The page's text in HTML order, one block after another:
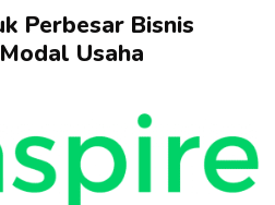
Perbesar Bisnis
Usaha